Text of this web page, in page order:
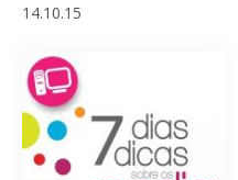
14.10.15